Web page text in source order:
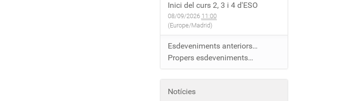
Inici del curs 2, 3 i 4 d'ESO
08/09/2026 11:00
(Europe/Madrid)
Esdeveniments anteriors…
Propers esdeveniments…
Notícies